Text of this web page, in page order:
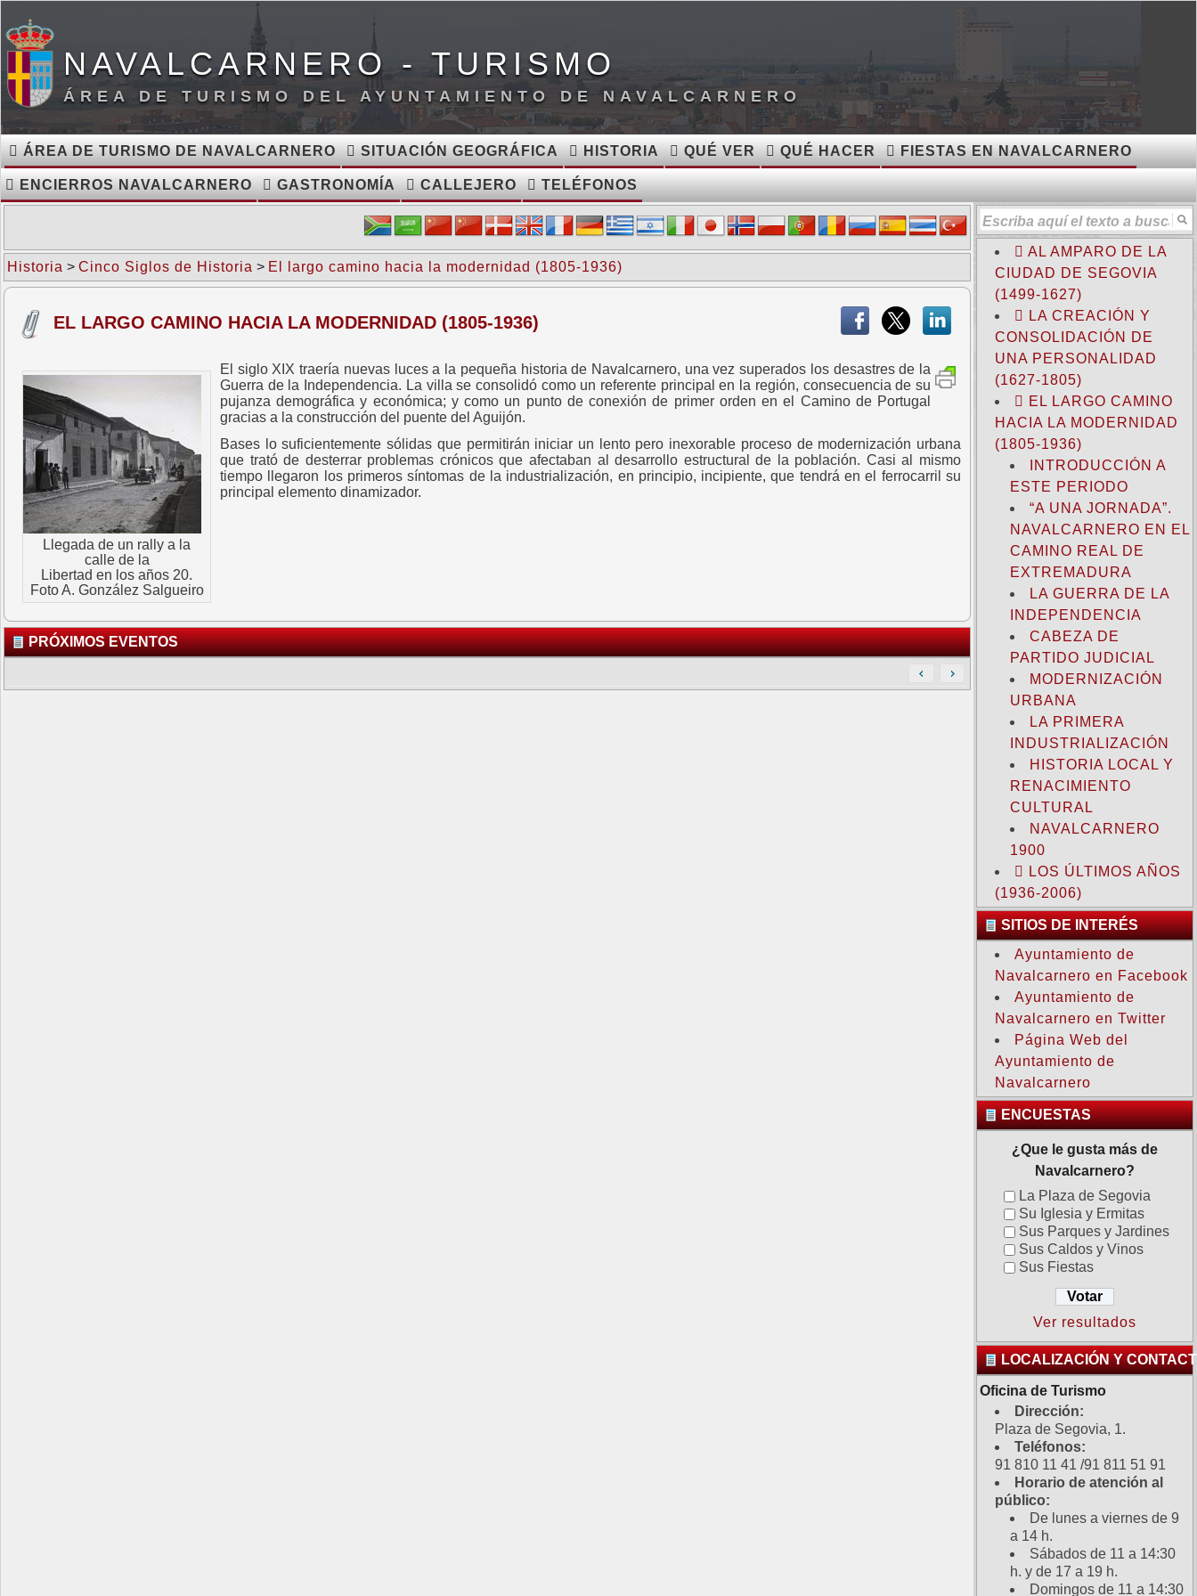
NAVALCARNERO - TURISMO
ÁREA DE TURISMO DEL AYUNTAMIENTO DE NAVALCARNERO
ÁREA DE TURISMO DE NAVALCARNERO SITUACIÓN GEOGRÁFICA HISTORIA QUÉ VER QUÉ HACER FIESTAS EN NAVALCARNERO
ENCIERROS NAVALCARNERO GASTRONOMÍA CALLEJERO TELÉFONOS
Historia > Cinco Siglos de Historia > El largo camino hacia la modernidad (1805-1936)
EL LARGO CAMINO HACIA LA MODERNIDAD (1805-1936)
Llegada de un rally a la
calle de la
Libertad en los años 20.
Foto A. González Salgueiro
El siglo XIX traería nuevas luces a la pequeña historia de Navalcarnero, una vez superados los desastres de la
Guerra de la Independencia. La villa se consolidó como un referente principal en la región, consecuencia de su
pujanza demográfica y económica; y como un punto de conexión de primer orden en el Camino de Portugal
gracias a la construcción del puente del Aguijón.
Bases lo suficientemente sólidas que permitirán iniciar un lento pero inexorable proceso de modernización urbana
que trató de desterrar problemas crónicos que afectaban al desarrollo estructural de la población. Casi al mismo
tiempo llegaron los primeros síntomas de la industrialización, en principio, incipiente, que tendrá en el ferrocarril su
principal elemento dinamizador.
PRÓXIMOS EVENTOS
AL AMPARO DE LA
CIUDAD DE SEGOVIA
(1499-1627)
LA CREACIÓN Y
CONSOLIDACIÓN DE
UNA PERSONALIDAD
(1627-1805)
EL LARGO CAMINO
HACIA LA MODERNIDAD
(1805-1936)
INTRODUCCIÓN A
ESTE PERIODO
“A UNA JORNADA”.
NAVALCARNERO EN EL
CAMINO REAL DE
EXTREMADURA
LA GUERRA DE LA
INDEPENDENCIA
CABEZA DE
PARTIDO JUDICIAL
MODERNIZACIÓN
URBANA
LA PRIMERA
INDUSTRIALIZACIÓN
HISTORIA LOCAL Y
RENACIMIENTO
CULTURAL
NAVALCARNERO
1900
LOS ÚLTIMOS AÑOS
(1936-2006)
SITIOS DE INTERÉS
Ayuntamiento de
Navalcarnero en Facebook
Ayuntamiento de
Navalcarnero en Twitter
Página Web del
Ayuntamiento de
Navalcarnero
ENCUESTAS
¿Que le gusta más de
Navalcarnero?
La Plaza de Segovia
Su Iglesia y Ermitas
Sus Parques y Jardines
Sus Caldos y Vinos
Sus Fiestas
Ver resultados
LOCALIZACIÓN Y
Oficina de Turismo
Dirección:
Plaza de Segovia, 1.
Teléfonos:
91 810 11 41 /91 811 51 91
Horario de atención al
público:
De lunes a viernes de 9
a 14 h.
Sábados de 11 a 14:30
h. y de 17 a 19 h.
Domingos de 11 a 14:30